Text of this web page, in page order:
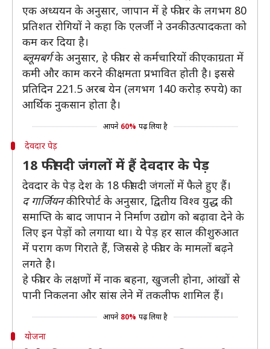
एक अध्ययन के अनुसार, जापान में हे फीवर के लगभग 80
प्रतिशत रोगियों ने कहा कि एलर्जी ने उनकी उत्पादकता को
कम कर दिया है।
ब्लूमबर्गके अनुसार, हे फीवर से कर्मचारियों की एकाग्रता में
कमी और काम करने की क्षमता प्रभावित होती है। इससे
प्रतिदिन 221.5 अरब येन (लगभग 140 करोड़ रुपये) का
आर्थिक नुकसान होता है।
आपने 60% पढ़ लिया है
देवदार पेड़
18 फीसदी जंगलों में हैं देवदार के पेड़
देवदार के पेड़ देश के 18 फीसदी जंगलों में फैले हुए हैं।
द गार्जियनकी रिपोर्ट के अनुसार, द्वितीय विश्व युद्ध की
समाप्ति के बाद जापान ने निर्माण उद्योग को बढ़ावा देने के
लिए इन पेड़ों को लगाया था। ये पेड़ हर साल की शुरुआत
में पराग कण गिराते हैं, जिससे हे फीवर के मामलों बढ़ने
लगते है।
हे फीवर के लक्षणों में नाक बहना, खुजली होना, आंखों से
पानी निकलना और सांस लेने में तकलीफ शामिल हैं।
आपने 80% पढ़ लिया है
योजना